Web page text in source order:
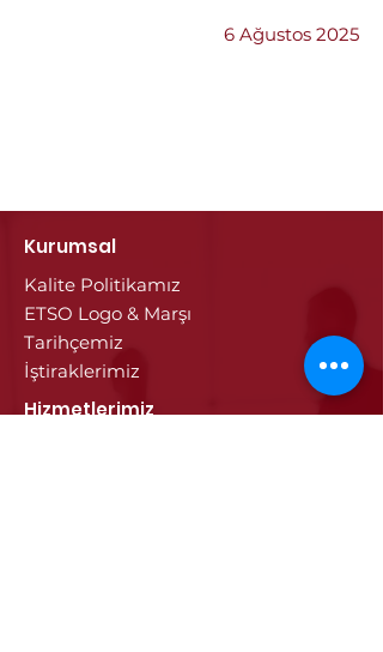
6 Ağustos 2025
Kurumsal
Kalite Politikamız
ETSO Logo & Marşı
Tarihçemiz
İştiraklerimiz
Hizmetlerimiz